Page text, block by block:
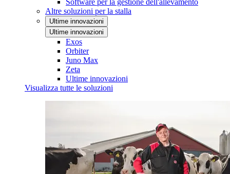
Software per la gestione dell'allevamento
Altre soluzioni per la stalla
Ultime innovazioni
Ultime innovazioni
Exos
Orbiter
Juno Max
Zeta
Ultime innovazioni
Visualizza tutte le soluzioni